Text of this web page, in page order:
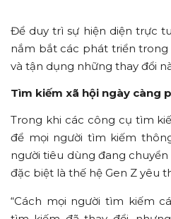
Để duy trì sự hiện diện trực
nắm bắt các phát triển
và tận dụng những thay đổi
Tìm kiếm xã hội ngày càng
Trong khi các công cụ tìm
để mọi người tìm kiếm
người tiêu dùng đang
đặc biệt là thế hệ Gen Z yêu
“Cách mọi người tìm kiếm